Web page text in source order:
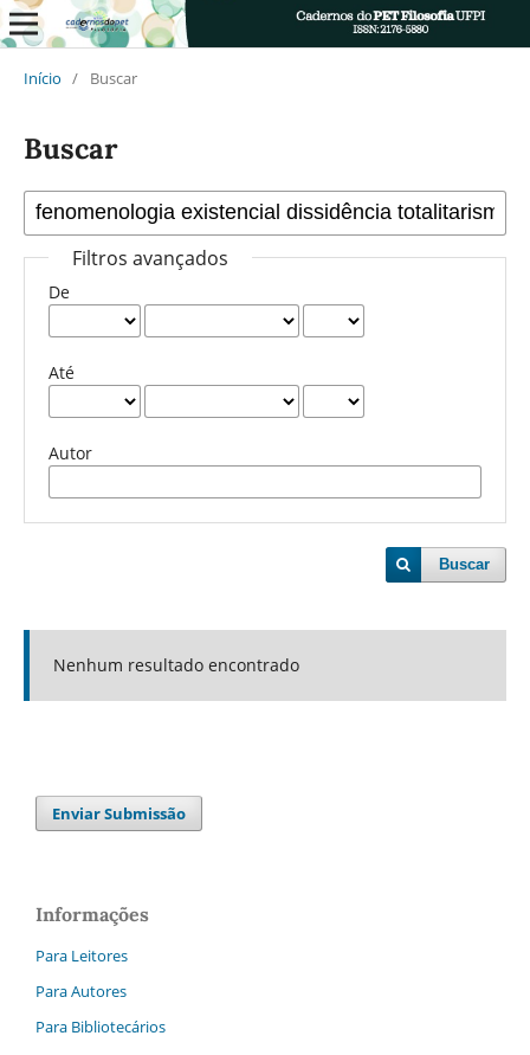
Início / Buscar
Buscar
Filtros avançados
De
Até
Autor
Buscar
Nenhum resultado encontrado
Enviar Submissão
Informações
Para Leitores
Para Autores
Para Bibliotecários